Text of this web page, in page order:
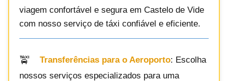
viagem confortável e segura em Castelo de Vide
com nosso serviço de táxi confiável e eficiente.
Transferências para o Aeroporto: Escolha
nossos serviços especializados para uma